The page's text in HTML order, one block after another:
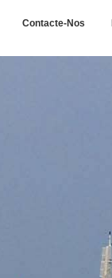
Contacte-Nos